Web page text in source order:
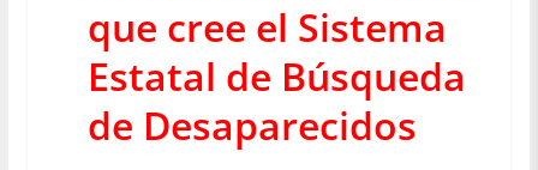
que cree el Sistema
Estatal de Búsqueda
de Desaparecidos